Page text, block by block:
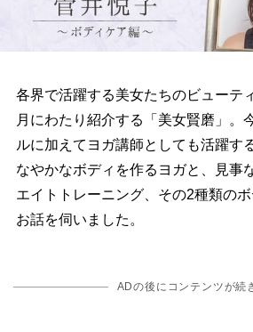
各界で活躍する美女たちのビューテ
月にわたり紹介する「美女賢磨」。
ルに加えてヨガ講師としても活躍す
なやかなボディを作るヨガと、見事
エイトトレーニング、その2種類の
お話を伺いました。
ADの後にコンテンツが続